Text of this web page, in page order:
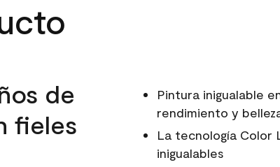
de
fieles
Pintura inigualable
rendimiento y
La tecnología Color
inigualables